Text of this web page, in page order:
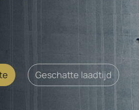
Geschatte laadtijd